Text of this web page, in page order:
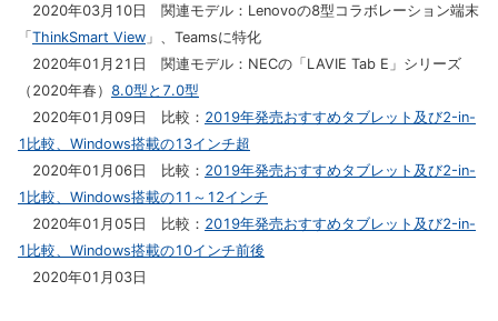
2020年03月10日 関連モデル：Lenovoの8型コラボレーション端末
「 ThinkSmart View 」、Teamsに特化
2020年01月21日 関連モデル：NECの「LAVIE Tab E」シリーズ
（2020年春） 8.0型と7.0型
2020年01月09日 比較： 2019年発売おすすめタブレット及び2-in-
1比較、Windows搭載の13インチ超
2020年01月06日 比較： 2019年発売おすすめタブレット及び2-in-
1比較、Windows搭載の11～12インチ
2020年01月05日 比較： 2019年発売おすすめタブレット及び2-in-
1比較、Windows搭載の10インチ前後
2020年01月03日